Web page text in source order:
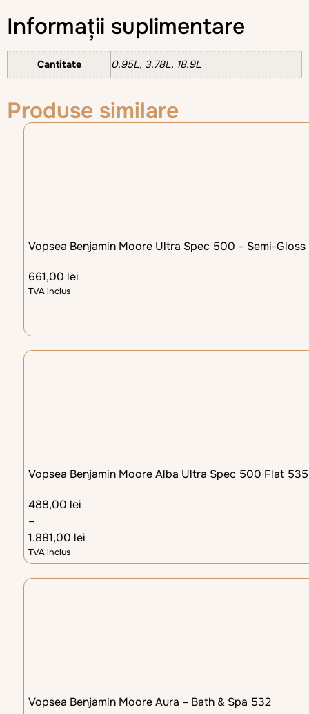
Informații suplimentare
Cantitate 0.95L, 3.78L, 18.9L
Produse similare
Vopsea Benjamin Moore Ultra Spec 500 – Semi-
661,00 lei
TVA inclus
Vopsea Benjamin Moore Alba Ultra Spec 500 Flat 535
488,00 lei
–
1.881,00 lei
TVA inclus
Vopsea Benjamin Moore Aura – Bath & Spa 532